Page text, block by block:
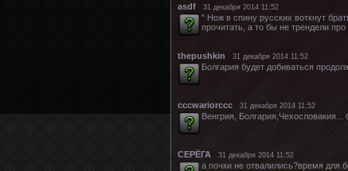
asdf 31 декабря 2014 11:52
" Нож в спину русских воткнут
прочитать, а то бы не трендели
thepushkin 31 декабря 2014 11:52
Болгария будет добиваться
сссwariorccc 31 декабря 2014 11:52
Венгрия,
СЕРЁГА 31 декабря 2014 11:52
а почки не отвалились?время для